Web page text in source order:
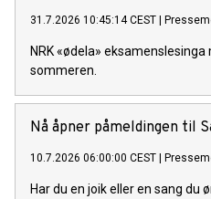
31.7.2026 10:45:14 CEST |
NRK «ødela»
sommeren.
Nå åpner påmeldingen til
10.7.2026 06:00:00 CEST |
Har du en joik eller en sang du